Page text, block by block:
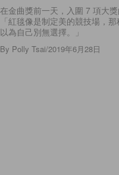
在金曲獎前一天，入圍 7 項大
「紅毯像是制定美的競技場，
以為自己別無選擇。」
By Polly Tsai/2019年6月28日